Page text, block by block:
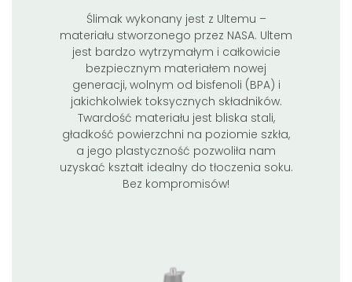
Ślimak wykonany jest z Ultemu –
materiału stworzonego przez NASA. Ultem
jest bardzo wytrzymałym i całkowicie
bezpiecznym materiałem nowej
generacji, wolnym od bisfenoli (BPA) i
jakichkolwiek toksycznych składników.
Twardość materiału jest bliska stali,
gładkość powierzchni na poziomie szkła,
a jego plastyczność pozwoliła nam
uzyskać kształt idealny do tłoczenia soku.
Bez kompromisów!